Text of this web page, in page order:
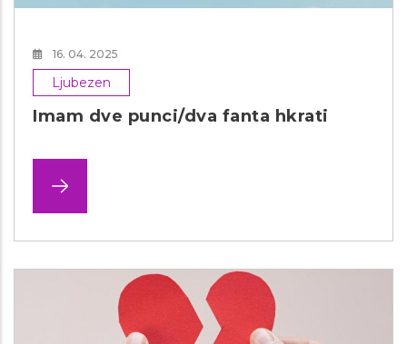
16. 04. 2025
Ljubezen
Imam dve punci/dva fanta hkrati